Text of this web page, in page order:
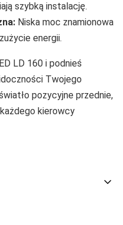
szybką instalację.
Niska moc znamionowa
energii.
LD 160 i podnieś
Twojego
pozycyjne przednie,
kierowcy